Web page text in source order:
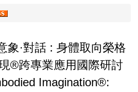
象·對話 : 身體取向榮格
®跨專業應用國際研討
Imagination®: